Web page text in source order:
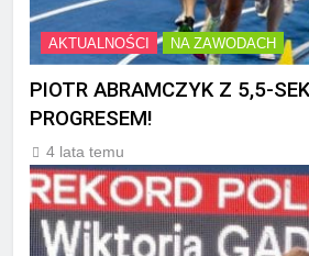
AKTUALNOŚCI NA ZAWODACH
PIOTR ABRAMCZYK Z 5,5-
PROGRESEM!
4 lata temu